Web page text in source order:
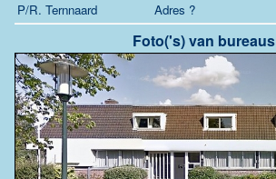
P/R. Ternnaard
Adres ?
Foto('s) van bureaus